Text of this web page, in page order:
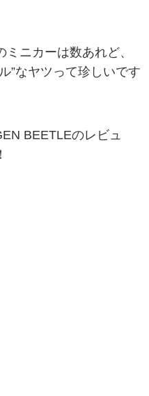
ニカーは数あれど、
”なヤツって珍しいです
BEETLEのレビュ